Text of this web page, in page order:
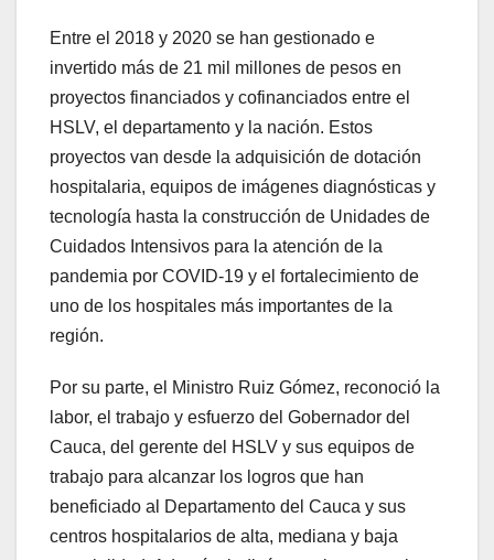
Entre el 2018 y 2020 se han gestionado e
invertido más de 21 mil millones de pesos en
proyectos financiados y cofinanciados entre el
HSLV, el departamento y la nación. Estos
proyectos van desde la adquisición de dotación
hospitalaria, equipos de imágenes diagnósticas y
tecnología hasta la construcción de Unidades de
Cuidados Intensivos para la atención de la
pandemia por COVID-19 y el fortalecimiento de
uno de los hospitales más importantes de la
región.
Por su parte, el Ministro Ruiz Gómez, reconoció la
labor, el trabajo y esfuerzo del Gobernador del
Cauca, del gerente del HSLV y sus equipos de
trabajo para alcanzar los logros que han
beneficiado al Departamento del Cauca y sus
centros hospitalarios de alta, mediana y baja